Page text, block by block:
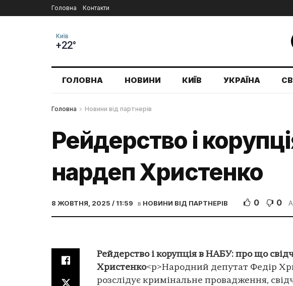
Головна Контакти
Київ
+22°
ГОЛОВНА НОВИНИ КИЇВ УКРАЇНА
Головна Новини від партнерів
Рейдерство і
нардеп Христенко
8 ЖОВТНЯ, 2025 / 11:59 в НОВИНИ ВІД ПАРТНЕРІВ 0 0 A
Рейдерство і корупція в НАБУ: про що
Христенко<p>Народний депутат Федір
розслідує кримінальне провадження,